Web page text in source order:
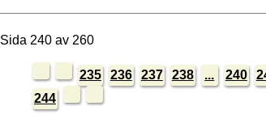
Sida 240 av 260
235 236 237 238 ... 240
244